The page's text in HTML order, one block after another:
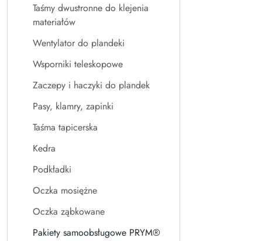
Taśmy dwustronne do klejenia
materiałów
Wentylator do plandeki
Wsporniki teleskopowe
Zaczepy i haczyki do plandek
Pasy, klamry, zapinki
Taśma tapicerska
Kedra
Podkładki
Oczka mosiężne
Oczka ząbkowane
Pakiety samoobsługowe PRYM®